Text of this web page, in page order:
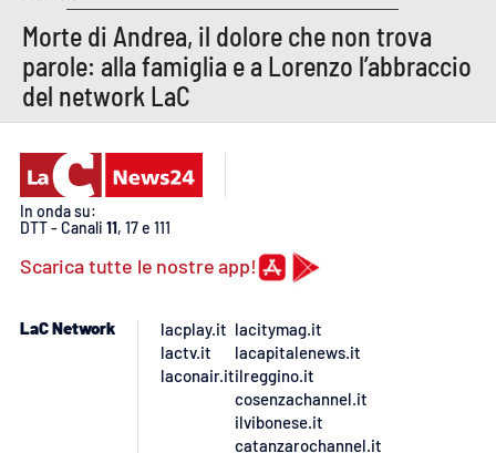
Morte di Andrea, il dolore che non trova
parole: alla famiglia e a Lorenzo l’abbraccio
del network LaC
In onda su:
DTT - Canali 11, 17 e 111
Scarica tutte le nostre app!
LaC Network
lacplay.it
lactv.it
laconair.it
lacitymag.it
lacapitalenews.it
ilreggino.it
cosenzachannel.it
ilvibonese.it
catanzarochannel.it